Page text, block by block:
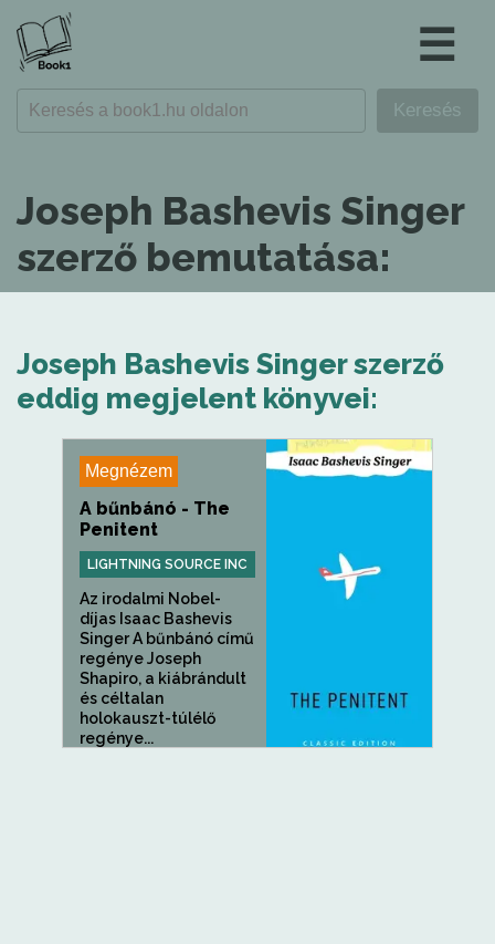
☰
Joseph Bashevis Singer
szerző bemutatása:
Joseph Bashevis Singer szerző
eddig megjelent könyvei:
Megnézem
A bűnbánó - The
Penitent
LIGHTNING SOURCE INC
Az irodalmi Nobel-
díjas Isaac Bashevis
Singer A bűnbánó című
regénye Joseph
Shapiro, a kiábrándult
és céltalan
holokauszt-túlélő
regénye...